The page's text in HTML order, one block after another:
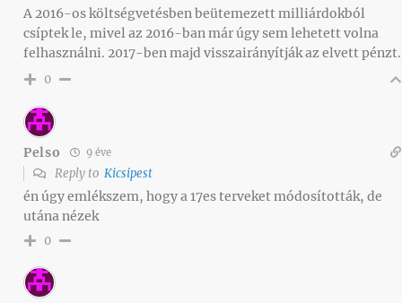
A 2016-os költségvetésben beütemezett milliárdokból
csíptek le, mivel az 2016-ban már úgy sem lehetett volna
felhasználni. 2017-ben majd visszairányítják az elvett pénzt.
0
Pelso 9 éve
Reply to Kicsipest
én úgy emlékszem, hogy a 17es terveket módosították, de
utána nézek
0